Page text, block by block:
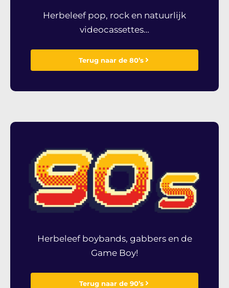
Herbeleef pop, rock en natuurlijk
videocassettes…
Terug naar de 80’s
Herbeleef boybands, gabbers en de
Game Boy!
Terug naar de 90’s